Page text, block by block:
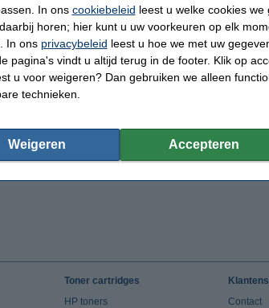
Toner cartridges
HP toners
Contact
In ons cookiebeleid leest u welke cookies
horen; hier kunt u uw voorkeuren op elk
In ons privacybeleid leest u hoe we met uw
pagina's vindt u altijd terug in de footer. Klik op
u voor weigeren? Dan gebruiken we alleen
technieken.
Weigeren Accepteren